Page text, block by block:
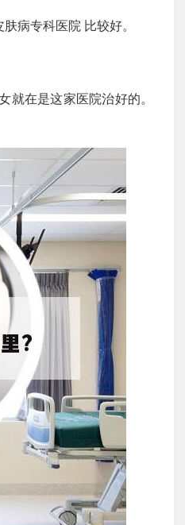
病专科医院 比较好。
就在是这家医院治好的。